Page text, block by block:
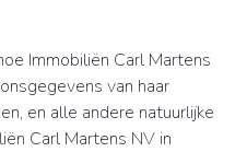
Immobiliën Carl Martens
van haar
en alle andere natuurlijke
Carl Martens NV in